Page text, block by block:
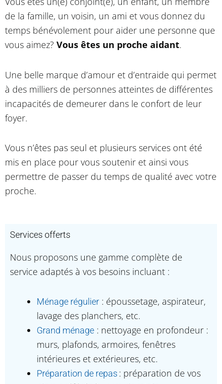
de la famille, un voisin, un ami et vous donnez du
temps bénévolement pour aider une personne que
vous aimez? Vous êtes un proche aidant.
Une belle marque d’amour et d’entraide qui permet
à des milliers de personnes atteintes de différentes
incapacités de demeurer dans le confort de leur
foyer.
Vous n’êtes pas seul et plusieurs services ont été
mis en place pour vous soutenir et ainsi vous
permettre de passer du temps de qualité avec votre
proche.
Services offerts
Nous proposons une gamme complète de
service adaptés à vos besoins incluant :
Ménage régulier : époussetage, aspirateur,
lavage des planchers, etc.
Grand ménage : nettoyage en profondeur :
murs, plafonds, armoires, fenêtres
intérieures et extérieures, etc.
Préparation de repas : préparation de vos